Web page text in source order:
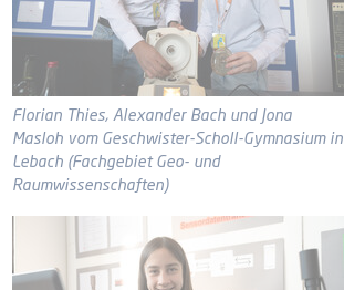
Florian Thies, Alexander Bach und Jona
Masloh vom Geschwister-Scholl-Gymnasium in
Lebach (Fachgebiet Geo- und
Raumwissenschaften)